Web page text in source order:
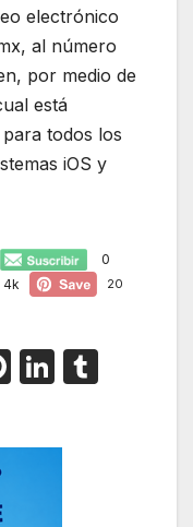
electrónico
al número
por medio de
está
todos los
iOS y
0
4k 20
Pi
er
Li
k